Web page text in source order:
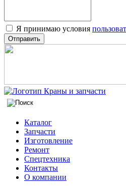
Я принимаю условия
Отправить
Каталог
Запчасти
Изготовление
Ремонт
Спецтехника
Контакты
О компании